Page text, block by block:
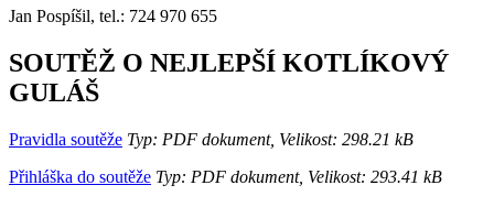
Jan Pospíšil, tel.: 724 970 655
SOUTĚŽ O NEJLEPŠÍ KOTLÍKOVÝ
GULÁŠ
Pravidla soutěže Typ: PDF dokument, Velikost: 298.21 kB
Přihláška do soutěže Typ: PDF dokument, Velikost: 293.41 kB